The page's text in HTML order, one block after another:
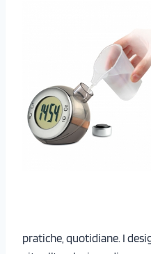
pratiche, quotidiane. I